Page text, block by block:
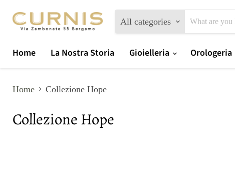
All categories
Home La Nostra Storia Gioielleria Orologeria
Home Collezione Hope
Collezione Hope